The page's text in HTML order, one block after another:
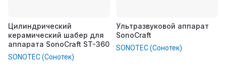
Цилиндрический
керамический шабер для
аппарата SonoCraft ST-360
SONOTEC (Сонотек)
Ультразвуковой аппарат
SonoCraft
SONOTEC (Сонотек)